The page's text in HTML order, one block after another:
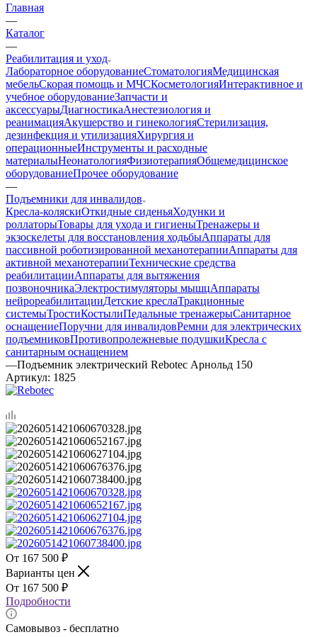
Главная
—
Каталог
—
Реабилитация и уход
Лабораторное оборудованиеСтоматологияМедицинская
мебельСкорая помощь и МЧСКосметологияИнтерактивное и
учебное оборудованиеЗапчасти и
аксессуарыДиагностикаАнестезиология и
реанимацияАкушерство и гинекологияСтерилизация,
дезинфекция и утилизацияХирургия и
операционныеИнструменты и расходные
материалыНеонатологияФизиотерапияОбщемедицинское
оборудованиеПрочее оборудование
—
Подъемники для инвалидов
Кресла-коляскиОткидные сиденьяХодунки и
роллаторыТовары для ухода и гигиеныТренажеры и
экзоскелеты для восстановления ходьбыАппараты для
пассивной роботизированной механотерапииАппараты для
активной механотерапииТехнические средства
реабилитацииАппараты для вытяжения
позвоночникаЭлектростимуляторы мышцАппараты
нейрореабилитацииДетские креслаТракционные
системыТростиКостылиПедальные тренажерыСанитарное
оснащениеПоручни для инвалидовРемни для электрических
подъемниковПротивопролежневые подушкиКресла с
санитарным оснащением
—Подъемник электрический Rebotec Арнольд 150
Артикул: 1825
167 500 ₽
Варианты цен
167 500 ₽
Подробности
Самовывоз - бесплатно